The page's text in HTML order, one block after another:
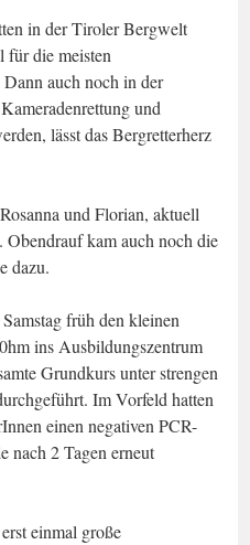
in der Tiroler Bergwelt
für die meisten
auch noch in der
und
lässt das Bergretterherz
und Florian, aktuell
kam auch noch die
dazu.
früh den kleinen
ins Ausbildungszentrum
Grundkurs unter strengen
Im Vorfeld hatten
einen negativen PCR-
nach 2 Tagen erneut
einmal große